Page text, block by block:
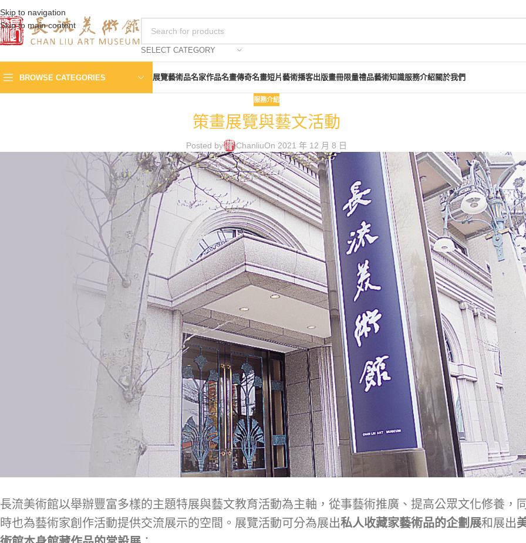
Skip to navigation
Skip to main content
SELECT CATEGORY
BROWSE CATEGORIES 展覽藝術品名家作品名畫傳奇名畫短片藝術播客出版畫冊限量禮品藝術知識服務介紹關於我們
服務介紹
策畫展覽與藝文活動
Posted by ChanliuOn 2021 年 12 月 8 日
長流美術館以舉辦豐富多樣的主題特展與藝文教育活動為主軸，從事藝術推廣、提高公眾文化修養，
時也為藝術家創作活動提供交流展示的空間。展覽活動可分為展出私人收藏家藝術品的企劃展和展出